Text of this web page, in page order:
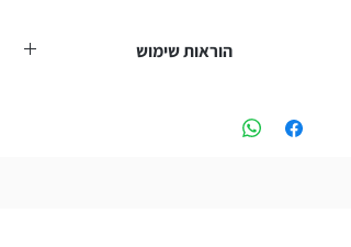
הוראות שימוש
• יש להשרות את הספוג במים חמימים עד שהוא